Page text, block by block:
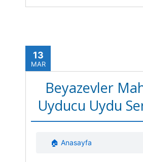
13
MAR
Beyazevler
Uyducu Uydu
🏠 Anasayfa